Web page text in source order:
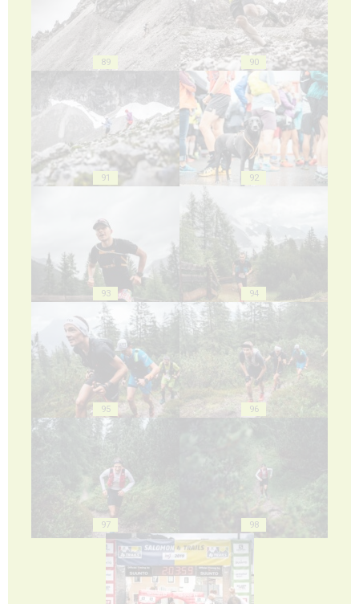
89 90
91 92
93 94
95 96
97 98